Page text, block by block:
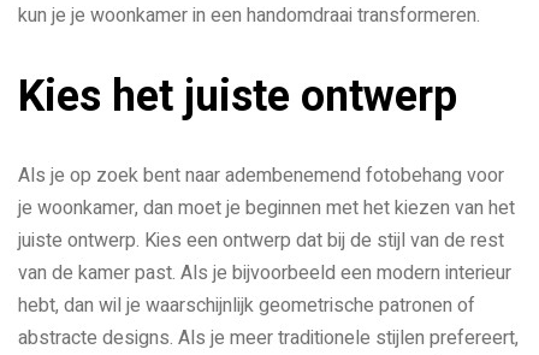
kun je je woonkamer in een handomdraai transformeren.
Kies het juiste ontwerp
Als je op zoek bent naar adembenemend fotobehang voor
je woonkamer, dan moet je beginnen met het kiezen van het
juiste ontwerp. Kies een ontwerp dat bij de stijl van de rest
van de kamer past. Als je bijvoorbeeld een modern interieur
hebt, dan wil je waarschijnlijk geometrische patronen of
abstracte designs. Als je meer traditionele stijlen prefereert,